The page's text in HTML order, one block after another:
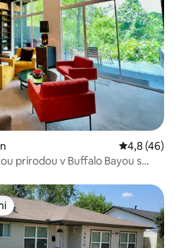
Priemerné
4,8 (46)
prírodou v Buffalo Bayou s